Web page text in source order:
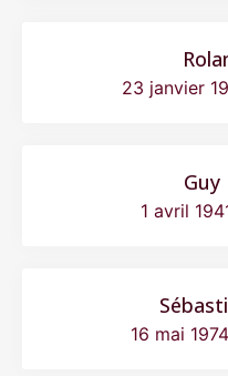
23 janvier
Guy
1 avril
16 mai 1974